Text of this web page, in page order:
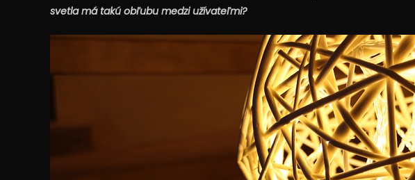
svetla má takú obľubu medzi užívateľmi?